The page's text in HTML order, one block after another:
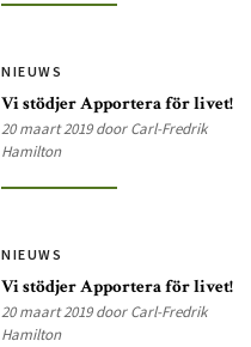
NIEUWS
Vi stödjer Apportera för livet!
20 maart 2019 door Carl-Fredrik
Hamilton
NIEUWS
Vi stödjer Apportera för livet!
20 maart 2019 door Carl-Fredrik
Hamilton